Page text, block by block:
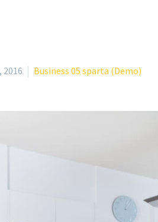
2016 Business 05 sparta (Demo)